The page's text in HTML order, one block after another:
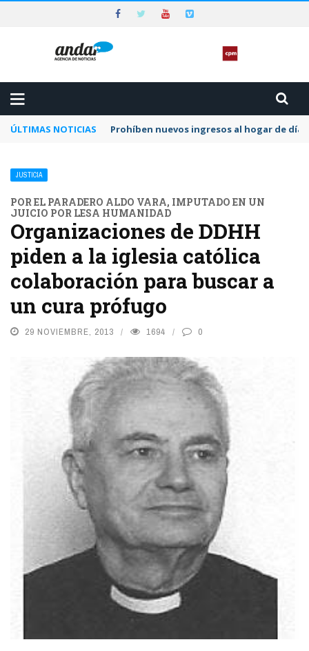
ÚLTIMAS NOTICIAS Prohíben nuevos ingresos al hogar de día
JUSTICIA
POR EL PARADERO ALDO VARA, IMPUTADO EN UN
JUICIO POR LESA HUMANIDAD
Organizaciones de DDHH
piden a la iglesia católica
colaboración para buscar a
un cura prófugo
29 NOVIEMBRE, 2013 1694 0